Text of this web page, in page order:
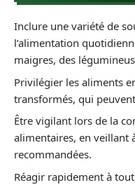
Inclure une variété de
l’alimentation
maigres, des
Privilégier les aliments
transformés, qui
Être vigilant lors de la
alimentaires, en veillant
recommandées.
Réagir rapidement à